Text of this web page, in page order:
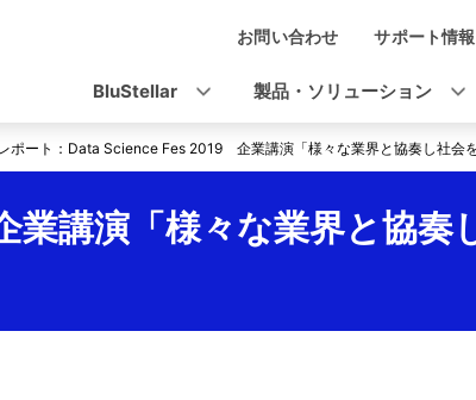
ゲ
ー
シ
お問い合わせ サポート情報
BluStellar 製品・ソリューション
ポート：Data Science Fes 2019 企業講演「様々な業界と協奏し社会
講演「様々な業界と協奏